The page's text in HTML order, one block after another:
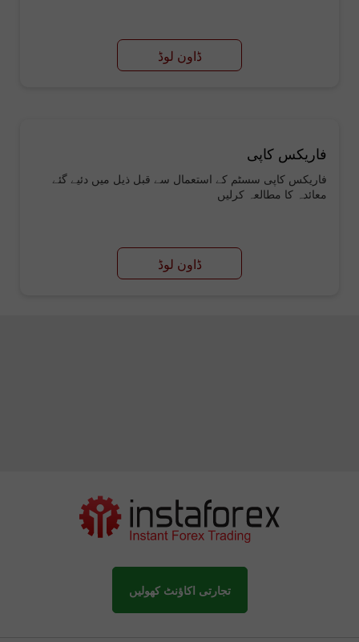
ڈاون لوڈ
فاریکس کاپی
فاریکس کاپی سسٹم کے استعمال سے قبل ذیل میں دئیے گئے
معائدہ کا مطالعہ کرلیں
ڈاون لوڈ
تجارتی اکاؤنٹ کھولیں